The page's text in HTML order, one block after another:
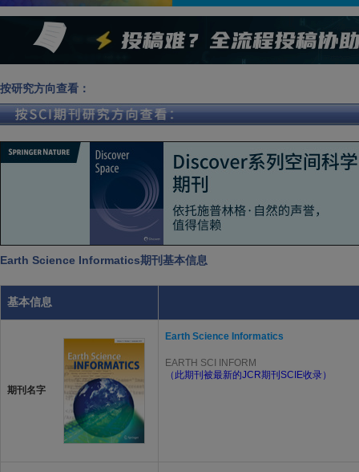
按研究方向查看：
Earth Science Informatics期刊基本信息
基本信息
期刊名字
Earth Science Informatics
EARTH SCI INFORM
（此期刊被最新的JCR期刊SCIE收录）